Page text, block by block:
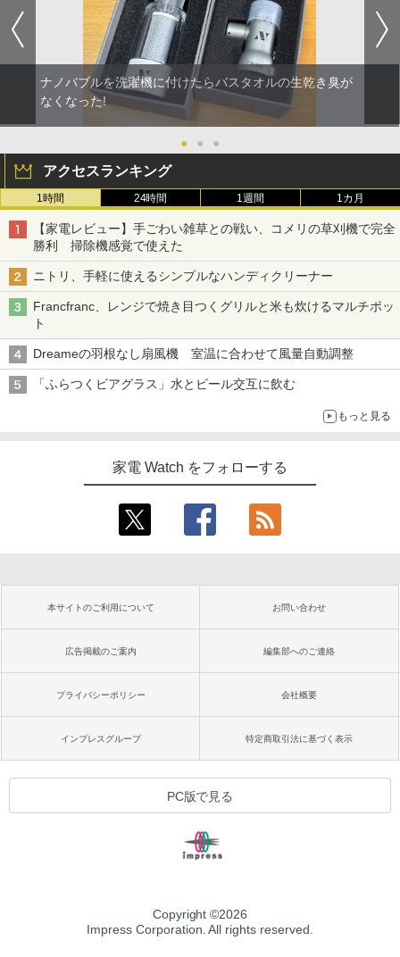
ナノバブルを洗濯機に付けたらバスタオルの生乾き臭が
なくなった!
● ● ●
アクセスランキング
1時間 24時間 1週間 1カ月
【家電レビュー】手ごわい雑草との戦い、コメリの草刈機で完全
勝利 掃除機感覚で使えた
ニトリ、手軽に使えるシンプルなハンディクリーナー
Francfranc、レンジで焼き目つくグリルと米も炊けるマルチポッ
ト
Dreameの羽根なし扇風機 室温に合わせて風量自動調整
「ふらつくビアグラス」水とビール交互に飲む
もっと見る
家電 Watch をフォローする
本サイトのご利用について お問い合わせ
広告掲載のご案内 編集部へのご連絡
プライバシーポリシー 会社概要
インプレスグループ 特定商取引法に基づく表示
PC版で見る
Copyright ©2026
Impress Corporation. All rights reserved.